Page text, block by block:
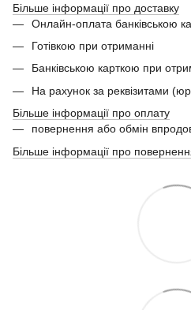
Більше інформації про доставку
Онлайн-оплата банківською
Готівкою при отриманні
Банківською карткою при
На рахунок за реквізитами
Більше інформації про оплату
повернення або обмін
Більше інформації про